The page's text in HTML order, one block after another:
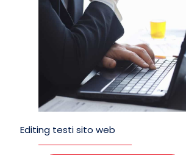
Editing testi sito web